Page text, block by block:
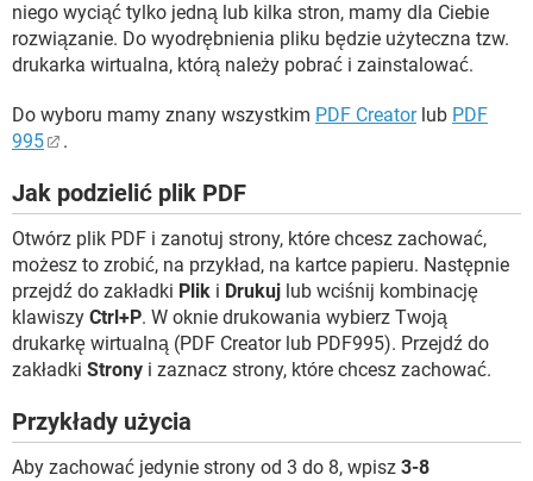
niego wyciąć tylko jedną lub kilka stron, mamy dla Ciebie
rozwiązanie. Do wyodrębnienia pliku będzie użyteczna tzw.
drukarka wirtualna, którą należy pobrać i zainstalować.
Do wyboru mamy znany wszystkim PDF Creatorlub PDF
995
.
Jak podzielić plik PDF
Otwórz plik PDF i zanotuj strony, które chcesz zachować,
możesz to zrobić, na przykład, na kartce papieru. Następnie
przejdź do zakładki Plik i Drukuj lub wciśnij kombinację
klawiszy Ctrl+P. W oknie drukowania wybierz Twoją
drukarkę wirtualną (PDF Creator lub PDF995). Przejdź do
zakładki Strony i zaznacz strony, które chcesz zachować.
Przykłady użycia
Aby zachować jedynie strony od 3 do 8, wpisz 3-8